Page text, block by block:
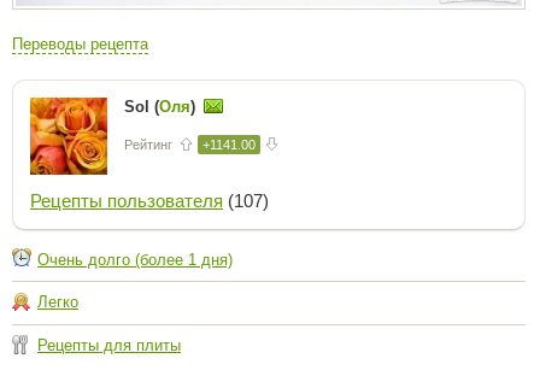
Переводы рецепта
Sol (Оля)
Рейтинг +1141.00
Рецепты пользователя (107)
Очень долго (более 1 дня)
Легко
Рецепты для плиты